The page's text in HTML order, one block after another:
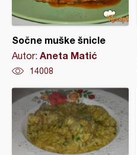
Sočne muške šnicle
Autor: Aneta Matić
14008